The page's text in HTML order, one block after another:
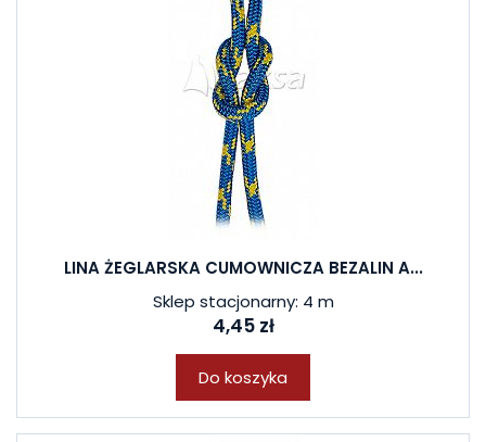
LINA ŻEGLARSKA CUMOWNICZA BEZALIN A...
Sklep stacjonarny: 4 m
4,45 zł
Do koszyka